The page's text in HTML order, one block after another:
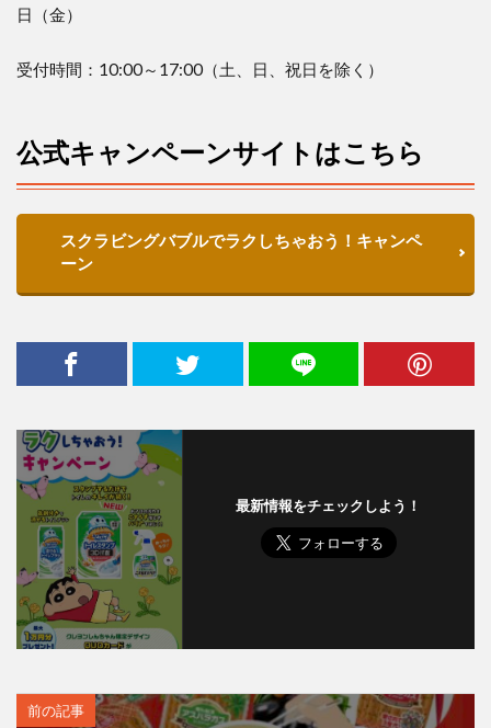
日（金）
受付時間： 10:00～ 17:00 （土、日、祝日を除く）
公式キャンペーンサイトはこちら
スクラビングバブルでラクしちゃおう！キャンペ
ーン
最新情報をチェックしよう！
前の記事